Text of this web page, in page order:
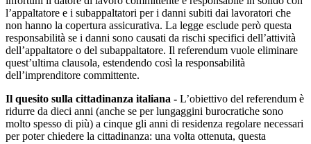
l’appaltatore e i subappaltatori per i danni subiti dai lavoratori che
non hanno la copertura assicurativa. La legge esclude però questa
responsabilità se i danni sono causati da rischi specifici dell’attività
dell’appaltatore o del subappaltatore. Il referendum vuole eliminare
quest’ultima clausola, estendendo così la responsabilità
dell’imprenditore committente.
Il quesito sulla cittadinanza italiana - L’obiettivo del referendum è
ridurre da dieci anni (anche se per lungaggini burocratiche sono
molto spesso di più) a cinque gli anni di residenza regolare necessari
per poter chiedere la cittadinanza: una volta ottenuta, questa